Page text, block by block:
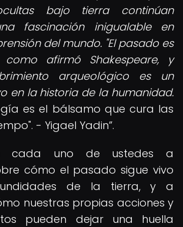
bajo tierra continúan
fascinación inigualable en
del mundo. "El pasado es
como afirmó Shakespeare, y
arqueológico es un
en la historia de la humanidad.
es el bálsamo que cura las
- Yigael Yadin .
cada uno de ustedes a
cómo el pasado sigue vivo
de la tierra, y a
nuestras propias acciones y
pueden dejar una huella